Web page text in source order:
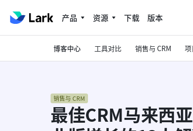
产品 资源 下载 版本
博客中心 工具对比 销售与 CRM
销售与 CRM
最佳CRM马来西